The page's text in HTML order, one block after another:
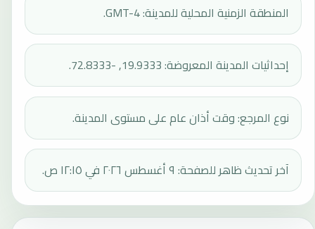
المنطقة الزمنية المحلية للمدينة: GMT-4.
إحداثيات المدينة المعروضة: 19.9333, -72.8333.
نوع المرجع: وقت أذان عام على مستوى المدينة.
آخر تحديث ظاهر للصفحة: ٩ أغسطس ٢٠٢٦ في ١٢:١٥ ص.